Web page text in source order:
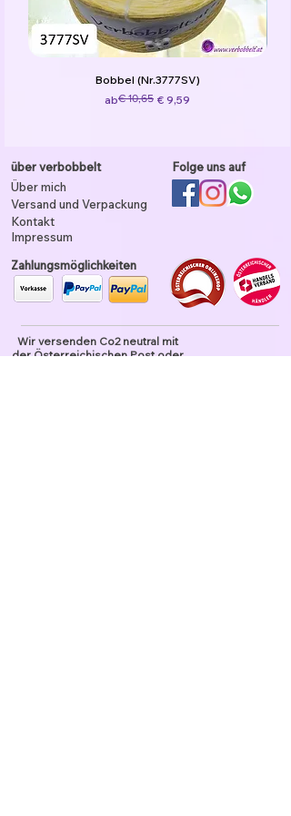
Bobbelgarn: 50% Baumwolle / 50%
Polyacryl
Glitzerfaden: 62% Polyester / 38%
Funkelgarn: 43% Baumwolle / 43% Acrylic
/ 9% Polyester / 5% Polyamid
Bobbel (Nr.3777SV)
ab
Standardpreis
€ 10,65 € 9,59
Sale-Preis
über verbobbelt
Über mich
Versand und Verpackung
Folge uns auf
Kontakt
Impressum
Zahlungsmöglichkeiten
Wir versenden Co2 neutral mit
der Österreichischen Post oder